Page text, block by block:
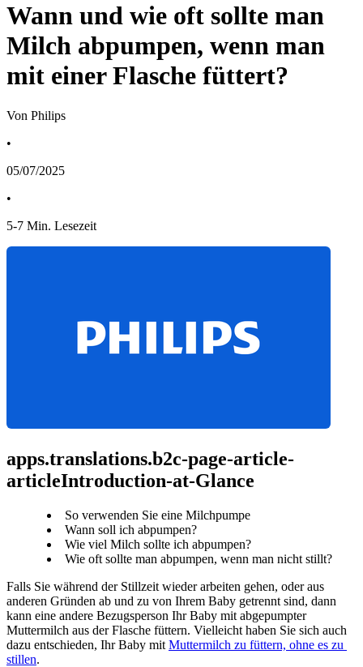
Wann und wie oft sollte man
Milch abpumpen, wenn man
mit einer Flasche füttert?
Von Philips
•
05/07/2025
•
5-7 Min. Lesezeit
apps.translations.b2c-page-article-
articleIntroduction-at-Glance
So verwenden Sie eine Milchpumpe
Wann soll ich abpumpen?
Wie viel Milch sollte ich abpumpen?
Wie oft sollte man abpumpen, wenn man nicht stillt?
Falls Sie während der Stillzeit wieder arbeiten gehen, oder aus
anderen Gründen ab und zu von Ihrem Baby getrennt sind, dann
kann eine andere Bezugsperson Ihr Baby mit abgepumpter
Muttermilch aus der Flasche füttern. Vielleicht haben Sie sich auch
dazu entschieden, Ihr Baby mit Muttermilch zu füttern, ohne es zu
stillen.